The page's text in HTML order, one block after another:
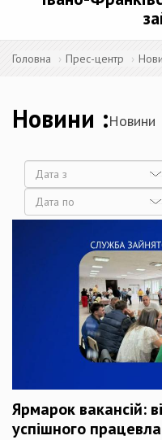
Головна Прес-центр
Новини Новини
Дата
Дата
Ярмарок вакансій:
успішного